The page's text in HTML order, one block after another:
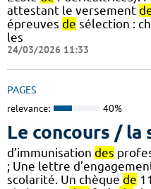
attestant le versement
épreuves de sélection :
les
24/03/2026 11:33
PAGES
relevance: 40%
Le concours / la
d’immunisation des
; Une lettre
scolarité. Un chèque de